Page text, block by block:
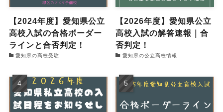
【2024年度】愛知県公立
高校入試の合格ボーダー
ラインと合否判定！
愛知県の高校受験
【2026年度】愛知県公立
高校入試の解答速報｜合
否判定！
愛知県の公立高校情報